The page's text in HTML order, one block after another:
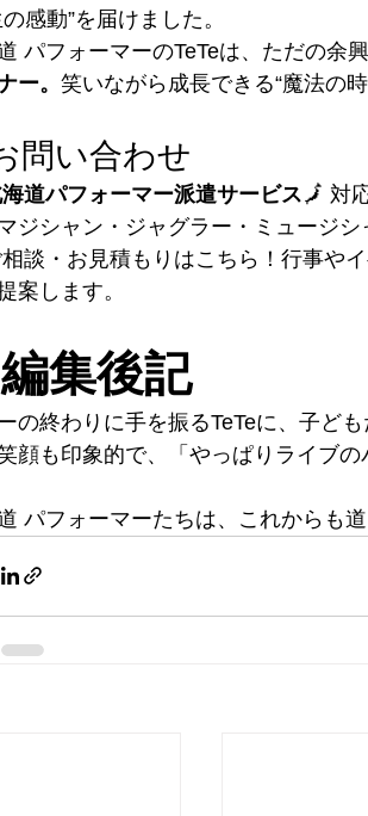
の感動”を届けました。
パフォーマーのTeTeは、ただの余
ー。 笑いながら成長できる“魔法の
問い合わせ
道パフォーマー派遣サービス 🗾 対
ジシャン・ジャグラー・ミュージシ
談・お見積もりはこちら！行事や
案します。
集後記
の終わりに手を振るTeTeに、子ど
顔も印象的で、「やっぱりライブ
パフォーマーたちは、これからも